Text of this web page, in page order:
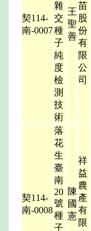
契114-
南-0007
雜
交
種
子
純
度
檢
測
技
術
王
聖
善
苗
股
份
有
限
公
司
契114-
南-0008
落
花
生
臺
南
20
號
種
子
陳
國
憲
祥
益
農
產
有
限